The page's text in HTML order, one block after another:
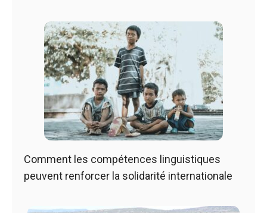
Comment les compétences linguistiques
peuvent renforcer la solidarité internationale